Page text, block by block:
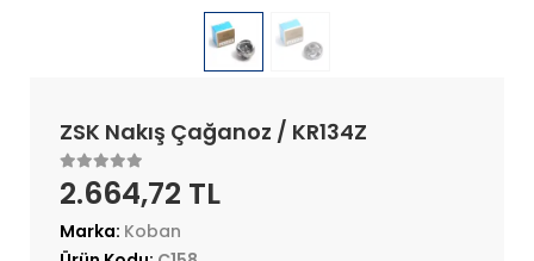
ZSK Nakış Çağanoz / KR134Z
2.664,72 TL
Marka: Koban